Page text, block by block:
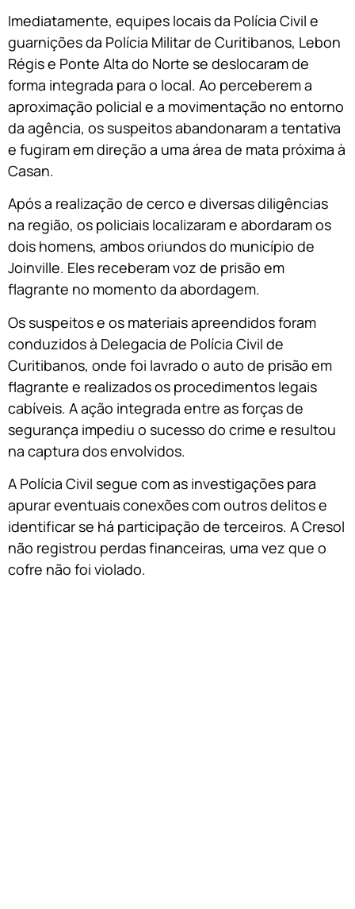
Imediatamente, equipes locais da Polícia Civil e
guarnições da Polícia Militar de Curitibanos, Lebon
Régis e Ponte Alta do Norte se deslocaram de
forma integrada para o local. Ao perceberem a
aproximação policial e a movimentação no entorno
da agência, os suspeitos abandonaram a tentativa
e fugiram em direção a uma área de mata próxima à
Casan.
Após a realização de cerco e diversas diligências
na região, os policiais localizaram e abordaram os
dois homens, ambos oriundos do município de
Joinville. Eles receberam voz de prisão em
flagrante no momento da abordagem.
Os suspeitos e os materiais apreendidos foram
conduzidos à Delegacia de Polícia Civil de
Curitibanos, onde foi lavrado o auto de prisão em
flagrante e realizados os procedimentos legais
cabíveis. A ação integrada entre as forças de
segurança impediu o sucesso do crime e resultou
na captura dos envolvidos.
A Polícia Civil segue com as investigações para
apurar eventuais conexões com outros delitos e
identificar se há participação de terceiros. A Cresol
não registrou perdas financeiras, uma vez que o
cofre não foi violado.